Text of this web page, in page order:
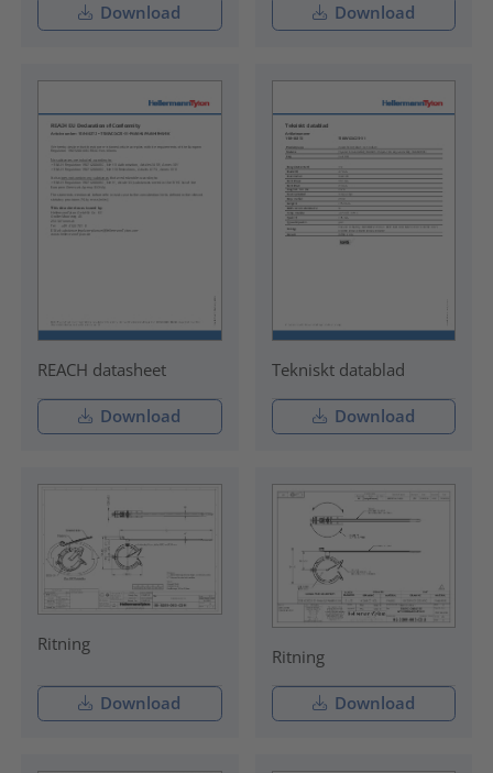
Download Download
REACH datasheet
Download
Tekniskt datablad
Download
Ritning
Download
Ritning
Download